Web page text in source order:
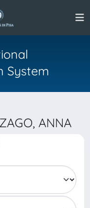
System
ANNA